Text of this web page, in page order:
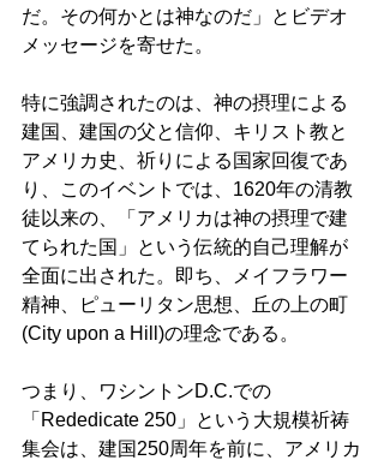
だ。その何かとは神なのだ」とビデオ
メッセージを寄せた。
特に強調されたのは、神の摂理による
建国、建国の父と信仰、キリスト教と
アメリカ史、祈りによる国家回復であ
り、このイベントでは、1620年の清教
徒以来の、「アメリカは神の摂理で建
てられた国」という伝統的自己理解が
全面に出された。即ち、メイフラワー
精神、ピューリタン思想、丘の上の町
(City upon a Hill)の理念である。
つまり、ワシントンD.C.での
「Rededicate 250」という大規模祈祷
集会は、建国250周年を前に、アメリカ